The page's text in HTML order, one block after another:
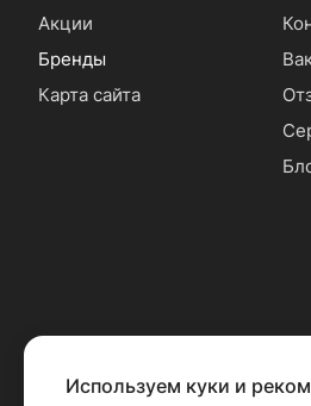
Акции
Бренды
Карта сайта
Используем куки и